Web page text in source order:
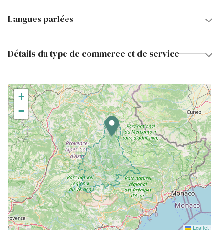
Langues parlées
Détails du type de commerce et de service
+
−
Leaflet